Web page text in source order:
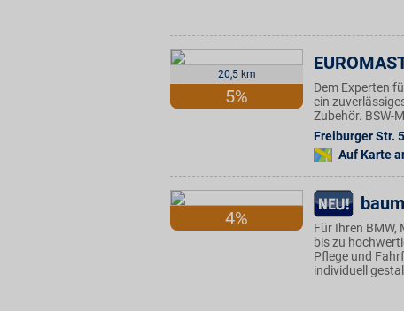
20,5 km
5%
Dem Experten
ein
Zubehör. BSW-
Freiburger Str.
Auf Karte
4%
Für Ihren
bis zu
Pflege und
individuell